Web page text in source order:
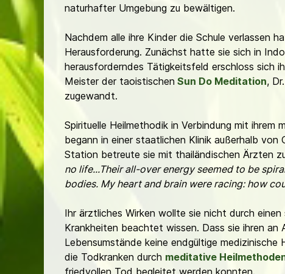
naturhafter Umgebung zu bewältigen.
Nachdem alle ihre Kinder die Schule verlassen
Herausforderung. Zunächst hatte sie sich in
herausforderndes Tätigkeitsfeld erschloss sich
Meister der taoistischen Sun Do Meditation,
zugewandt.
Spirituelle Heilmethodik in Verbindung mit ihrem
begann in einer staatlichen Klinik außerhalb
Station betreute sie mit thailändischen Ärzten
no life...Their all-over energy seemed to be
bodies. My heart and brain were racing: how
Ihr ärztliches Wirken wollte sie nicht durch
Krankheiten beachtet wissen. Dass sie ihren
Lebensumstände keine endgültige
die Todkranken durch meditative
friedvollen Tod begleitet werden konnten.